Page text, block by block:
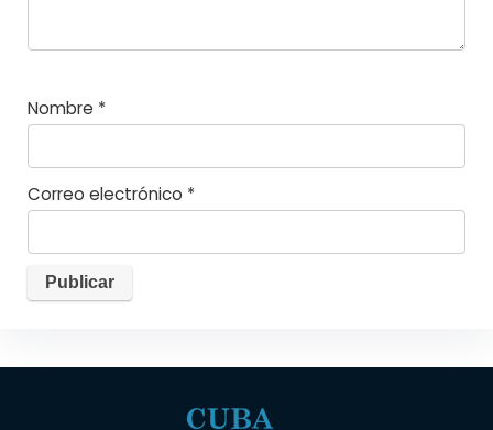
Nombre *
Correo electrónico *